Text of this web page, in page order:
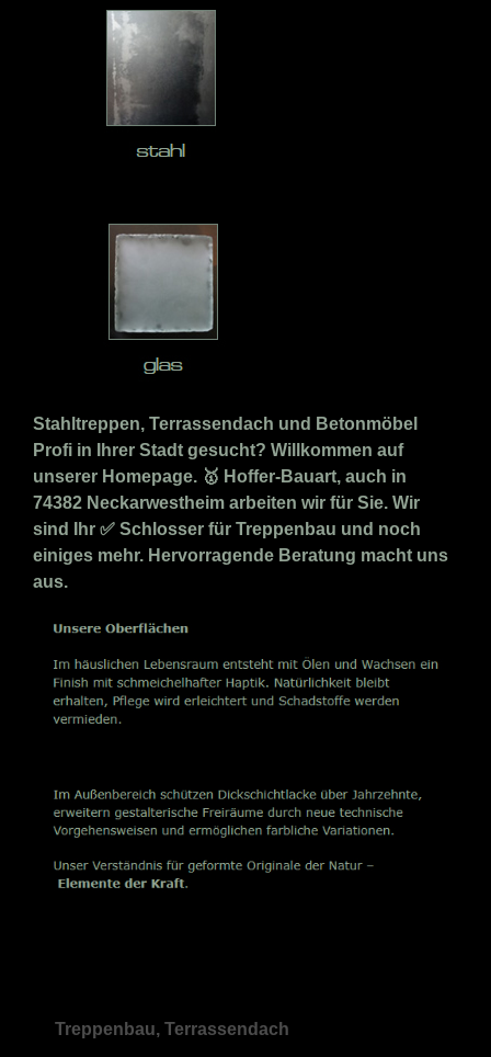
Stahltreppen, Terrassendach und Betonmöbel
Profi in Ihrer Stadt gesucht? Willkommen auf
unserer Homepage. 🥇 Hoffer-Bauart, auch in
74382 Neckarwestheim arbeiten wir für Sie. Wir
sind Ihr ✅ Schlosser für Treppenbau und noch
einiges mehr. Hervorragende Beratung macht uns
aus.
Treppenbau, Terrassendach